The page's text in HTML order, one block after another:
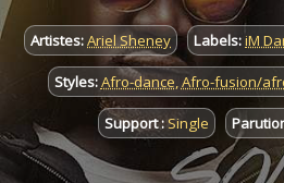
Artistes:Ariel Sheney Labels:iM
Styles:Afro-dance,Afro-fusion/
Support :Single